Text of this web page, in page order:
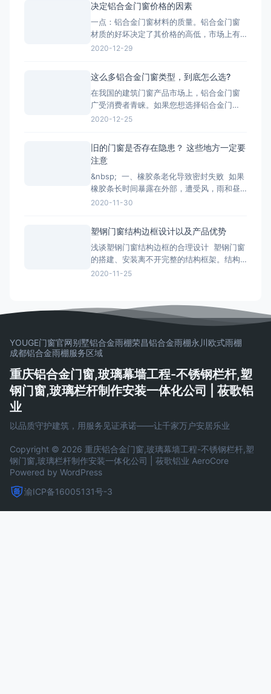
路”战略，让断桥铝门窗行业搭建了一个很好
的平台，而“一带一路”战略沿线覆盖了65个
国家，占全球
决定铝合金门窗价格的因素
一点：铝合金门窗材料的质量。铝合金门窗
材质的好坏决定了其价格的高低，市场上有
两种铝，一种是纯铝，用这种为主材的材质
杂质少、耐腐蚀性和抗氧化性强。 第二点：
铝合金门窗价格也取决于生产工艺。生产工
艺的推行，必须有良好的生
2020-12-29
这么多铝合金门窗类型，到底怎么选?
在我国的建筑门窗产品市场上，铝合金门窗
广受消费者青睐。如果您想选择铝合金门
窗，最好先了解一下铝合金门窗开启形式、
会影响您日后几十年的生活品质。 市面上的
门窗除了常见的木质材料加工制作而成的木
质门窗以外，更为常见的是类似下文
2020-12-25
旧的门窗是否存在隐患？ 这些地方一定要
注意
&nbsp; 一、橡胶条老化导致密封失败 如果
橡胶条长时间暴露在外部，遭受风，雨和昼
夜温差的影响，劣质的密封条很容易老化并
金配件的重要活动部件通常是304不锈钢。
如果旧的门窗五金使用201不锈钢
2020-11-30
塑钢门窗结构边框设计以及产品优势
浅谈塑钢门窗结构边框的合理设计 塑钢门窗
的搭建、安装离不开完整的结构框架。结构
框架属于门窗的关键性组成部分，能起到有
型材等。 从保温的角度出发考虑，在设计塑
钢门窗框时，对于型材的选择首先要参照不
2020-11-25
YOUGE门窗官网别墅铝合金雨棚荣昌铝合金雨棚永川欧式雨棚
成都铝合金雨棚服务区域
重庆铝合金门窗,玻璃幕墙工程-不锈钢栏杆,塑
钢门窗,玻璃栏杆制作安装一体化公司 | 莜歌铝
业
以品质守护建筑，用服务见证承诺——让千家万户安居乐业
Copyright © 2026 重庆铝合金门窗,玻璃幕墙工程-不锈钢栏杆,塑
钢门窗,玻璃栏杆制作安装一体化公司 | 莜歌铝业 AeroCore
Powered by WordPress
渝ICP备16005131号-3